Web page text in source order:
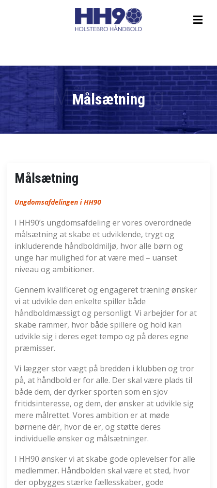
Målsætning
Målsætning
Ungdomsafdelingen i HH90
I HH90’s ungdomsafdeling er vores overordnede
målsætning at skabe et udviklende, trygt og
inkluderende håndboldmiljø, hvor alle børn og
unge har mulighed for at være med – uanset
niveau og ambitioner.
Gennem kvalificeret og engageret træning ønsker
vi at udvikle den enkelte spiller både
håndboldmæssigt og personligt. Vi arbejder for at
skabe rammer, hvor både spillere og hold kan
udvikle sig i deres eget tempo og på deres egne
præmisser.
Vi lægger stor vægt på bredden i klubben og tror
på, at håndbold er for alle. Der skal være plads til
både dem, der dyrker sporten som en sjov
fritidsinteresse, og dem, der ønsker at udvikle sig
mere målrettet. Vores ambition er at møde
børnene dér, hvor de er, og støtte deres
individuelle ønsker og målsætninger.
I HH90 ønsker vi at skabe gode oplevelser for alle
medlemmer. Håndbolden skal være et sted, hvor
der opbygges stærke fællesskaber, gode